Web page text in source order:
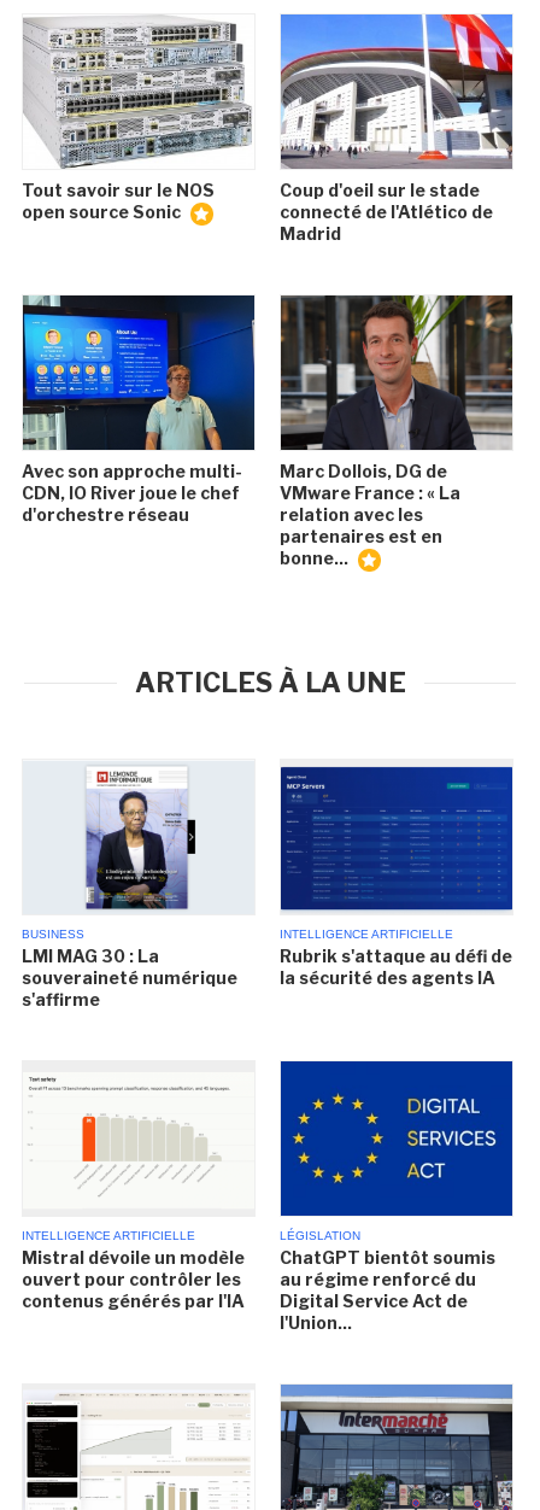
Tout savoir sur le NOS
open source Sonic
Coup d'oeil sur le stade
connecté de l'Atlético de
Madrid
Avec son approche multi-
CDN, IO River joue le chef
d'orchestre réseau
Marc Dollois, DG de
VMware France : « La
relation avec les
partenaires est en
bonne...
ARTICLES À LA UNE
BUSINESS
LMI MAG 30 : La
souveraineté numérique
s'affirme
INTELLIGENCE ARTIFICIELLE
Rubrik s'attaque au défi de
la sécurité des agents IA
INTELLIGENCE ARTIFICIELLE
Mistral dévoile un modèle
ouvert pour contrôler les
contenus générés par l'IA
LÉGISLATION
ChatGPT bientôt soumis
au régime renforcé du
Digital Service Act de
l'Union...